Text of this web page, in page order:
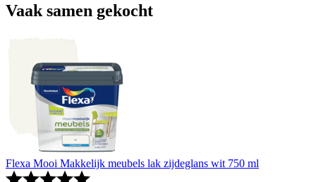
Vaak samen gekocht
Flexa Mooi Makkelijk meubels lak zijdeglans wit 750 ml